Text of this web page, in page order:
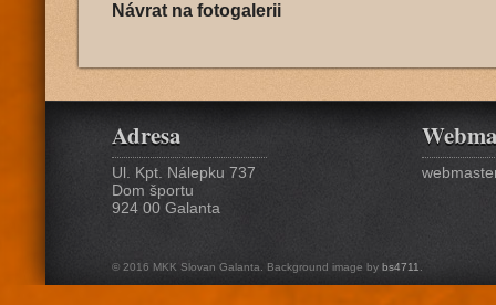
Návrat na fotogalerii
Adresa
Ul. Kpt. Nálepku 737
Dom športu
924 00 Galanta
© 2016 MKK Slovan Galanta. Background image by bs4711